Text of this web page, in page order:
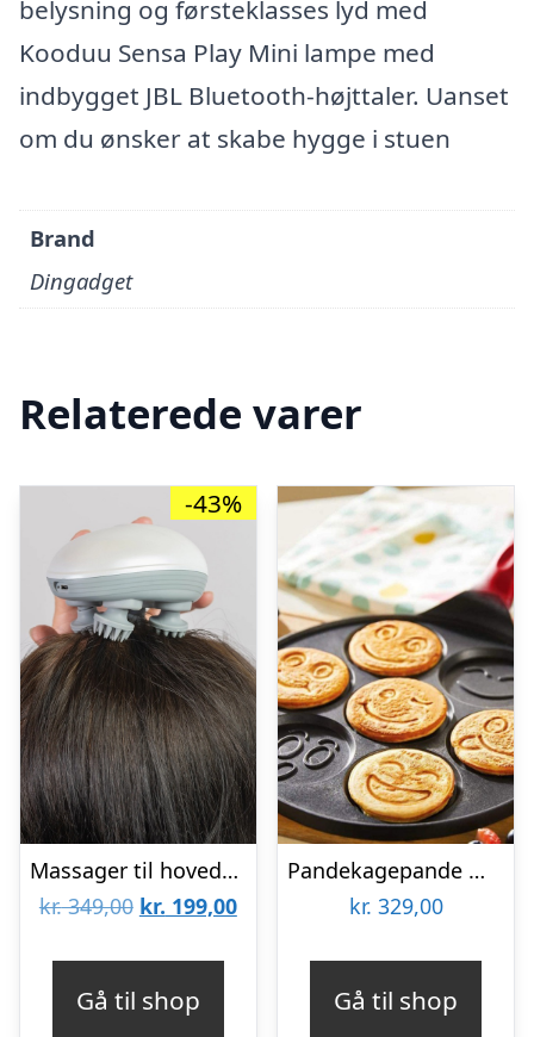
belysning og førsteklasses lyd med
Kooduu Sensa Play Mini lampe med
indbygget JBL Bluetooth-højttaler. Uanset
om du ønsker at skabe hygge i stuen
Brand
Dingadget
Relaterede varer
-43%
Massager til hovedbund, nakke og skuldre
kr.349,00 Den
var:
kr. 199,00Den
Gå til shop
Pandekagepande med smiley ansigter
kr. 329,00
Gå til shop